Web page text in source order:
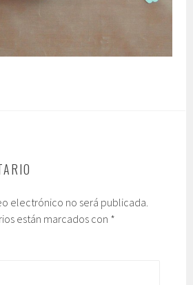
electrónico no será publicada.
están marcados con *